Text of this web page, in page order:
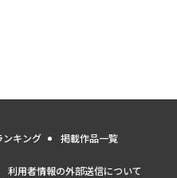
ンキング 掲載作品一覧
利用者情報の外部送信について